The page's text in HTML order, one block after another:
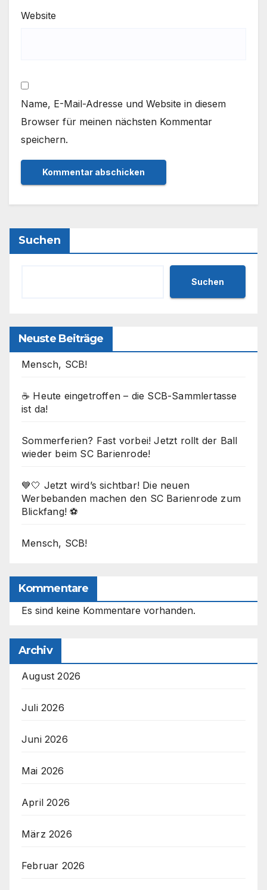
Website
Name, E-Mail-Adresse und Website in diesem
Browser für meinen nächsten Kommentar
speichern.
Suchen
Suchen
Neuste Beiträge
Mensch, SCB!
☕ Heute eingetroffen – die SCB-Sammlertasse
ist da!
Sommerferien? Fast vorbei! Jetzt rollt der Ball
wieder beim SC Barienrode!
💙🤍 Jetzt wird’s sichtbar! Die neuen
Werbebanden machen den SC Barienrode zum
Blickfang! ⚽
Mensch, SCB!
Kommentare
Es sind keine Kommentare vorhanden.
Archiv
August 2026
Juli 2026
Juni 2026
Mai 2026
April 2026
März 2026
Februar 2026